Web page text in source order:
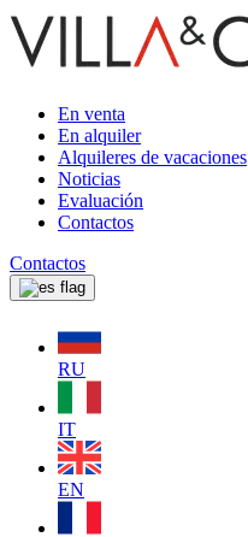
En venta
En alquiler
Alquileres de vacaciones
Noticias
Evaluación
Contactos
Contactos
RU
IT
EN